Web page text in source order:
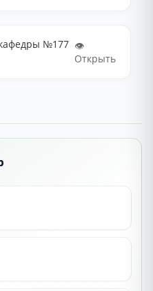
№177 👁️
Открыть